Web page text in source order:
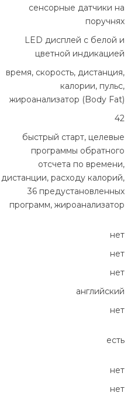
сенсорные датчики на
поручнях
LED дисплей с белой и
цветной индикацией
время, скорость, дистанция,
калории, пульс,
жироанализатор (Body Fat)
42
быстрый старт, целевые
программы обратного
отсчета по времени,
дистанции, расходу калорий,
36 предустановленных
программ, жироанализатор
нет
нет
нет
английский
нет
есть
нет
нет